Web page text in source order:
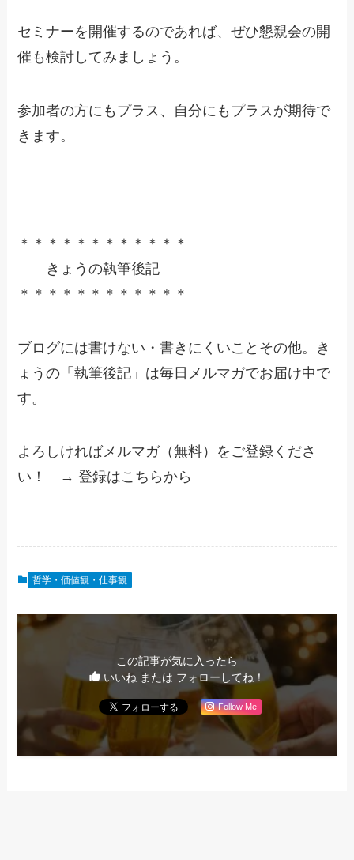
セミナーを開催するのであれば、ぜひ懇親会の開
催も検討してみましょう。
参加者の方にもプラス、自分にもプラスが期待で
きます。
＊＊＊＊＊＊＊＊＊＊＊＊
きょうの執筆後記
＊＊＊＊＊＊＊＊＊＊＊＊
ブログには書けない・書きにくいことその他。き
ょうの「執筆後記」は毎日メルマガでお届け中で
す。
よろしければメルマガ（無料）をご登録くださ
い！ → 登録はこちらから
哲学・価値観・仕事観
この記事が気に入ったら
いいね または フォローしてね！
Follow Me